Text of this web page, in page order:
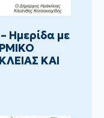
Ημερίδα με
ΚΑΙ